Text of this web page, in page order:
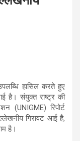
हासिल करते हुए
है। संयुक्त राष्ट्र की
(UNIGME) रिपोर्ट
गिरावट आई है,
है।